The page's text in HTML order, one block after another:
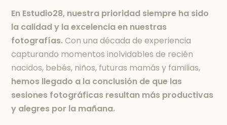
En Estudio28, nuestra prioridad siempre ha sido
la calidad y la excelencia en nuestras
fotografías.Con una década de experiencia
capturando momentos inolvidables de recién
nacidos, bebés, niños, futuras mamás y familias,
hemos llegado a la conclusión de que las
sesiones fotográficas resultan más productivas
y alegres por la mañana.